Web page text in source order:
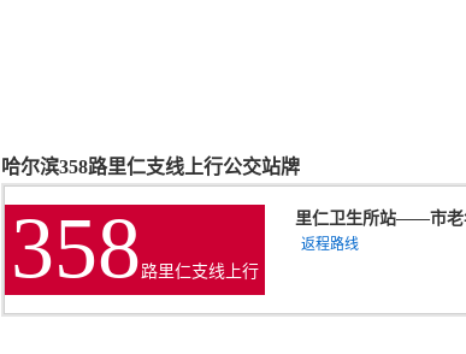
哈尔滨358路里仁支线上行公交站牌
358 路里仁支线上行
里仁卫生所站——市
返程路线